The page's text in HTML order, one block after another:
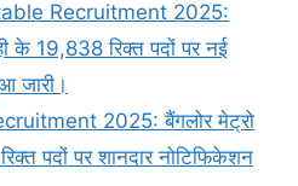
Recruitment 2025:
के 19,838 रिक्त पदों पर नई
जारी।
2025: बैंगलोर मेट्रो
पदों पर शानदार नोटिफिकेशन